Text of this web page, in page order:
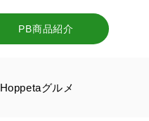
PB商品紹介
Hoppetaグルメ